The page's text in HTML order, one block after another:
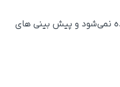
نمی‌شود و پیش بینی های